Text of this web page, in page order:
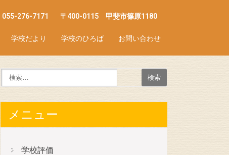
055-276-7171 〒400-0115 甲斐市篠原1180
学校だより 学校のひろば お問い合わせ
メニュー
学校評価